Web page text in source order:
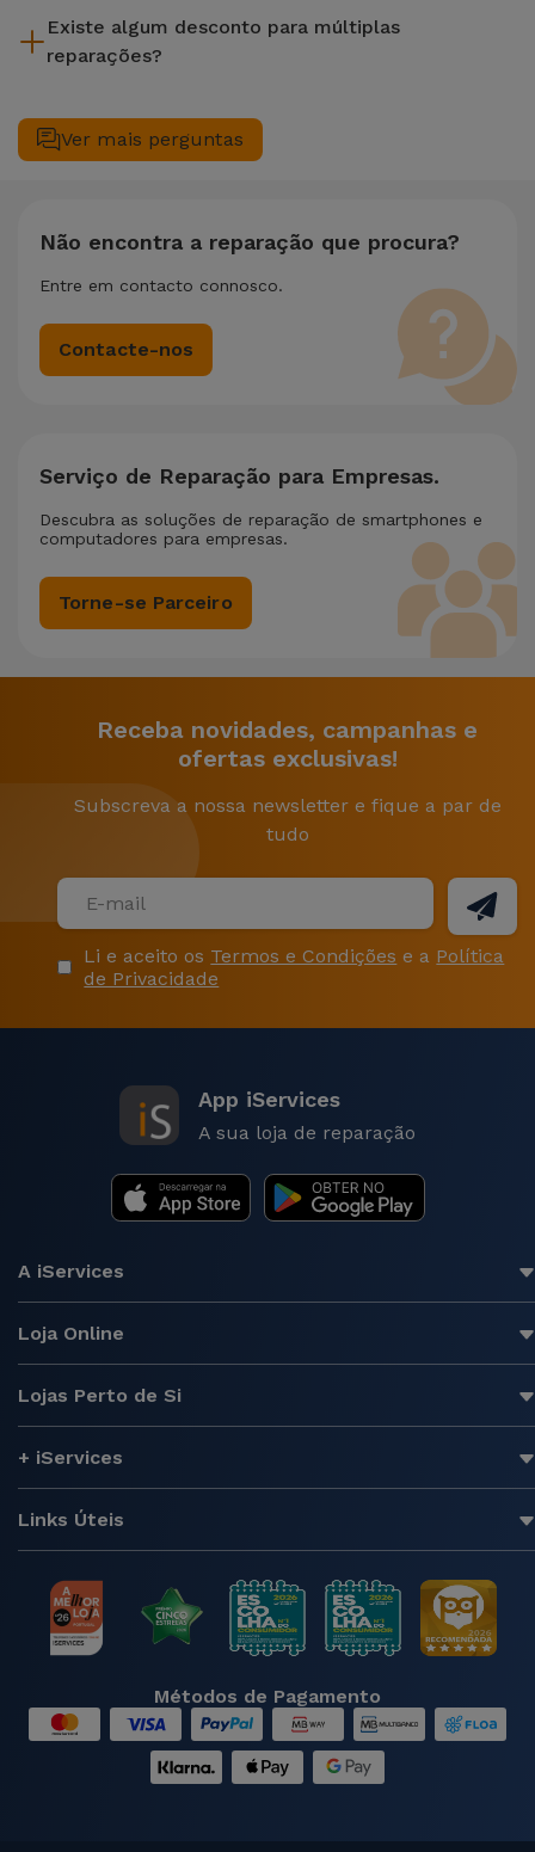
sempre recomendável fazer um backup. A página também
menciona um serviço de Passagem de Dados (29,95 €) caso
Existe algum desconto para múltiplas
reparações?
seu equipamento. Caso o seu Apple iPhone iPhone 13 Mini
necessite de duas ou mais intervenções técnicas realizadas
Ver mais perguntas
Não encontra a reparação que procura?
Entre em contacto connosco.
Contacte-nos
Serviço de Reparação para Empresas.
Descubra as soluções de reparação de smartphones e
computadores para empresas.
Torne-se Parceiro
Receba novidades, campanhas e
ofertas exclusivas!
Subscreva a nossa newsletter e fique a par de
tudo
Li e aceito os Termos e Condições e a Política
de Privacidade
App iServices
A sua loja de reparação
A iServices
Loja Online
Lojas Perto de Si
+ iServices
Links Úteis
Métodos de Pagamento